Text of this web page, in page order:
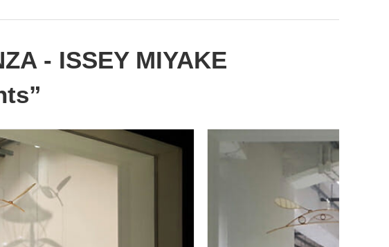
- ISSEY MIYAKE